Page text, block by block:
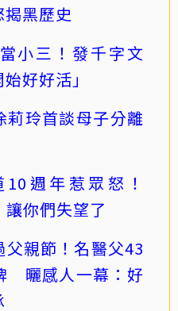
黑歷史
小三！發千字文
好好活」
莉玲首談母子分離
10週年惹眾怒！
你們失望了
親節！名醫父43
曬感人一幕：好